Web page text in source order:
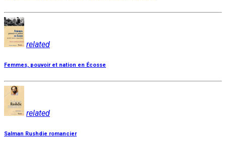
related
Femmes, pouvoir et nation en Écosse
related
Salman Rushdie romancier